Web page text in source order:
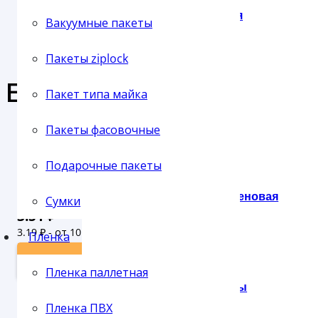
Пленка паллетная
Пленка полиэтиленовая
Хозяйственные товары
Вакуумные пакеты
Пакеты ziplock
Пакет типа майка
Пакеты фасовочные
Подарочные пакеты
Сумки
Пленка
Пленка паллетная
Пленка ПВХ
Еще продукция из этой
В наличии
3.51 ₽
3.19₽ - от 10.000 рублей
2.9₽ - от 50.000 рублей